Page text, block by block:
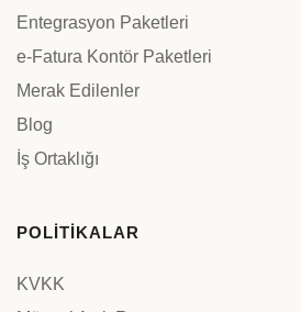
Entegrasyon Paketleri
e-Fatura Kontör Paketleri
Merak Edilenler
Blog
İş Ortaklığı
POLİTİKALAR
KVKK